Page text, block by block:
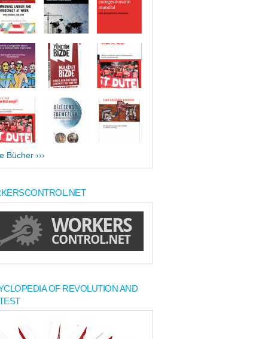
Bücher ›››
OF REVOLUTION AND